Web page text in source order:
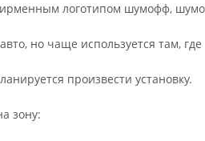
логотипом шумофф,
но чаще используется там,
произвести установку.
зону: